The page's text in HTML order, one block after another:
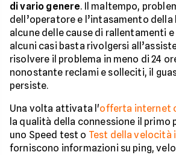
di vario genere. Il maltempo,
dell’operatore e l’intasamento della
alcune delle cause di rallentamenti
alcuni casi basta rivolgersi
risolvere il problema in meno di 24
nonostante reclami e solleciti, il
persiste.
Una volta attivata l'offerta internet
la qualità della connessione il primo
uno Speed test o Test della velocità
forniscono informazioni su ping,